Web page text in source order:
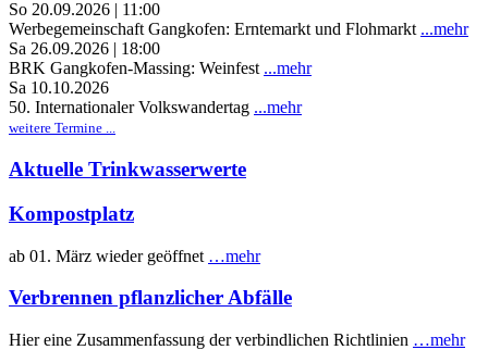
So 20.09.2026 | 11:00
Werbegemeinschaft Gangkofen: Erntemarkt und Flohmarkt ...mehr
Sa 26.09.2026 | 18:00
BRK Gangkofen-Massing: Weinfest ...mehr
Sa 10.10.2026
50. Internationaler Volkswandertag ...mehr
weitere Termine ...
Aktuelle Trinkwasserwerte
Kompostplatz
ab 01. März wieder geöffnet …mehr
Verbrennen pflanzlicher Abfälle
Hier eine Zusammenfassung der verbindlichen Richtlinien …mehr